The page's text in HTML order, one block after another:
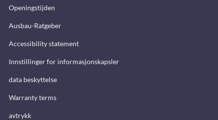
Openingstijden
Ausbau-Ratgeber
Accessibility statement
Innstillinger for informasjonskapsler
data beskyttelse
Warranty terms
avtrykk